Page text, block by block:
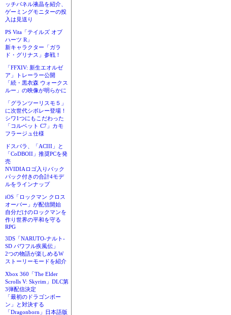
ッチパネル液晶を紹介、
ゲーミングモニターの投
入は見送り
PS Vita「テイルズ オブ
ハーツ R」
新キャラクター「ガラ
ド・グリナス」参戦！
「FFXIV: 新生エオルゼ
ア」トレーラー公開
「続・黒衣森 ウォークス
ルー」の映像が明らかに
「グランツーリスモ５」
に次世代シボレー登場！
シワ1つにもこだわった
「コルベット C7」カモ
フラージュ仕様
ドスパラ、「ACIII」と
「CoDBOII」推奨PCを発
売
NVIDIAロゴ入りバック
パック付きの合計4モデ
ルをラインナップ
iOS「ロックマン クロス
オーバー」が配信開始
自分だけのロックマンを
作り世界の平和を守る
RPG
3DS「NARUTO-ナルト-
SD パワフル疾風伝」
2つの物語が楽しめるW
ストーリーモードを紹介
Xbox 360「The Elder
Scrolls V: Skyrim」DLC第
3弾配信決定
「最初のドラゴンボー
ン」と対決する
「Dragonborn」日本語版